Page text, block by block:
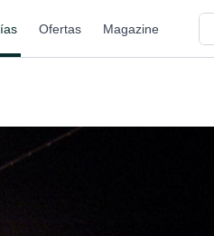
Ofertas Magazine